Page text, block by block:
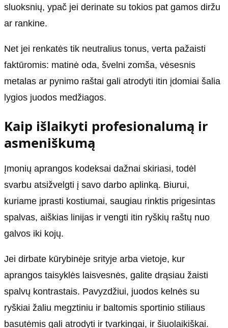
sluoksnių, ypač jei derinate su tokios pat gamos diržu
ar rankine.
Net jei renkatės tik neutralius tonus, verta pažaisti
faktūromis: matinė oda, švelni zomša, vėsesnis
metalas ar pynimo raštai gali atrodyti itin įdomiai šalia
lygios juodos medžiagos.
Kaip išlaikyti profesionalumą ir
asmeniškumą
Įmonių aprangos kodeksai dažnai skiriasi, todėl
svarbu atsižvelgti į savo darbo aplinką. Biurui,
kuriame įprasti kostiumai, saugiau rinktis prigesintas
spalvas, aiškias linijas ir vengti itin ryškių raštų nuo
galvos iki kojų.
Jei dirbate kūrybinėje srityje arba vietoje, kur
aprangos taisyklės laisvesnės, galite drąsiau žaisti
spalvų kontrastais. Pavyzdžiui, juodos kelnės su
ryškiai žaliu megztiniu ir baltomis sportinio stiliaus
basutėmis gali atrodyti ir tvarkingai, ir šiuolaikiškai.